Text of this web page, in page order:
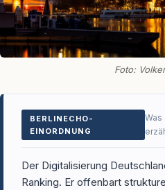
Foto:
BERLINECHO-
EINORDNUNG
Der Digitalisierung
Ranking. Er offenbart